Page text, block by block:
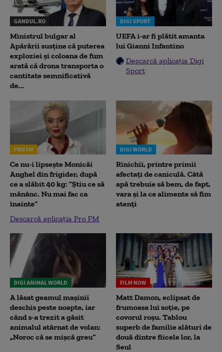
GANDUL.RO
Ministrul bulgar al
Apărării susține că puterea
exploziei și coloana de fum
arată că drona transporta o
cantitate semnificativă
de...
DIGI SPORT
UEFA i-ar fi plătit amanta
lui Gianni Infantino
Descarcă aplicația Digi
Sport
PRO FM
Ce nu-i lipsește Monicăi
Anghel din frigider, după
ce a slăbit 40 kg: “Știu ce să
mănânc. Nu mai fac ca
înainte”
Descarcă aplicația Pro FM
DIGI WORLD
Rinichii, printre primii
afectați de caniculă. Câtă
apă trebuie să bem, de fapt,
vara și la ce alimente să fim
atenți
DIGI ANIMAL WORLD
A lăsat geamul mașinii
deschis peste noapte, iar
când s-a trezit a găsit
animalul atârnat de volan:
„Noroc că se mișcă greu”
FILM NOW
Matt Damon, eclipsat de
frumoasa lui soție, pe
covorul roșu. Tablou
superb de familie alături de
două dintre fiicele lor, la
Seul